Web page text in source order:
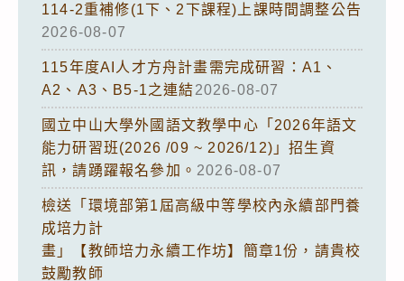
114-2重補修(1下、2下課程)上課時間調整公告
2026-08-07
115年度AI人才方舟計畫需完成研習：A1、
A2、A3、B5-1之連結2026-08-07
國立中山大學外國語文教學中心「2026年語文
能力研習班(2026 /09 ~ 2026/12)」招生資
訊，請踴躍報名參加。 2026-08-07
檢送「環境部第1屆高級中等學校內永續部門養
成培力計
畫」【教師培力永續工作坊】簡章1份，請貴校
鼓勵教師